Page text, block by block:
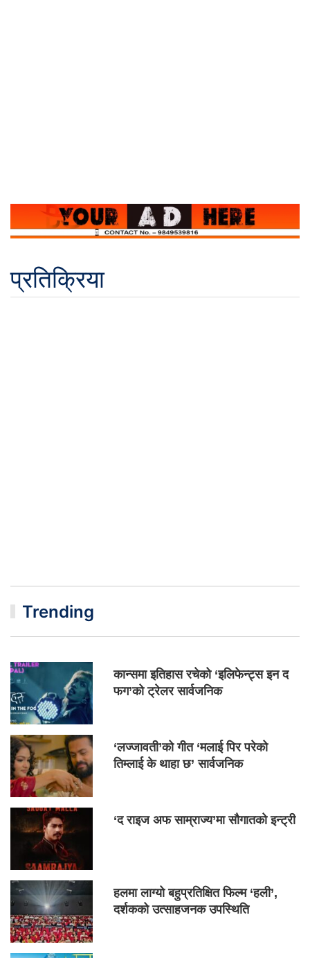
प्रतिक्रिया
Trending
कान्समा इतिहास रचेको ‘इलिफेन्ट्स इन द
फग’को ट्रेलर सार्वजनिक
‘लज्जावती’को गीत ‘मलाई पिर परेको
तिम्लाई के थाहा छ’ सार्वजनिक
‘द राइज अफ साम्राज्य’मा सौगातको इन्ट्री
हलमा लाग्यो बहुप्रतिक्षित फिल्म ‘हली’,
दर्शकको उत्साहजनक उपस्थिति